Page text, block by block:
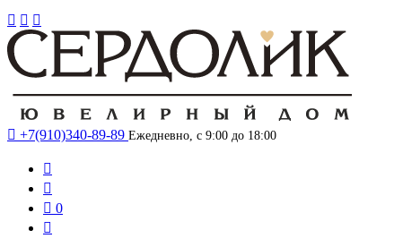
  
 +7(910)340-89-89 Ежедневно, с 9:00 до 18:00


 0
